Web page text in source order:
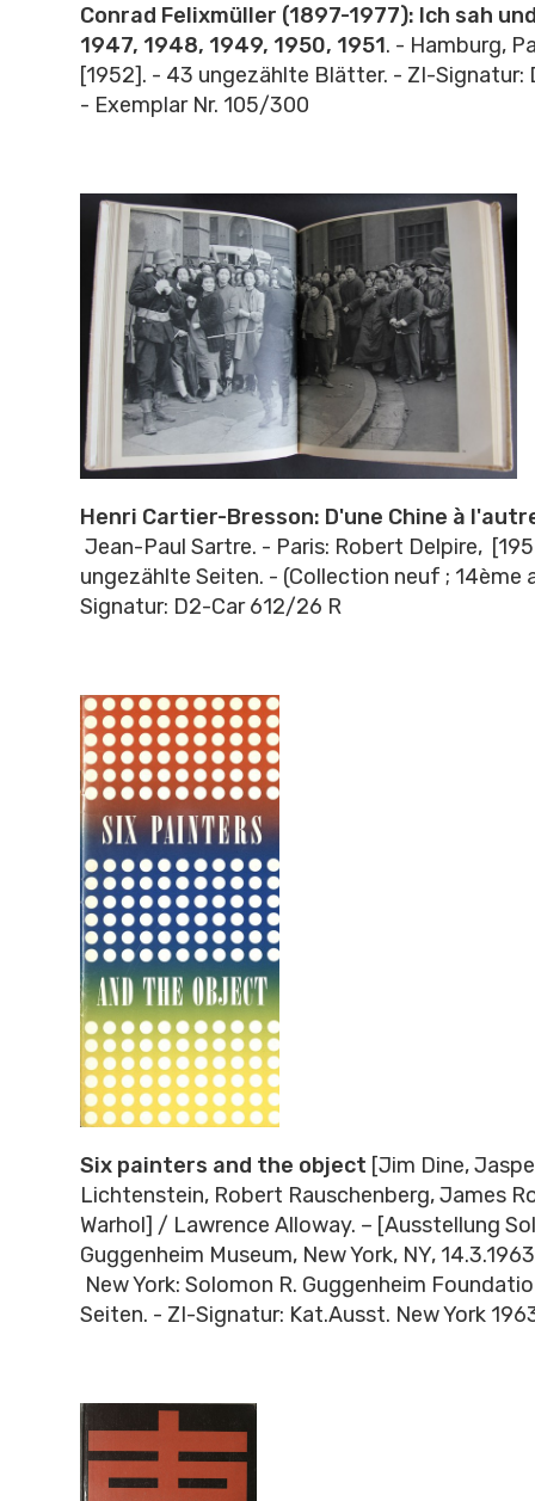
Conrad Felixmüller (1897-1977): Ich sah
1947, 1948, 1949, 1950, 1951. - Hamburg,
[1952]. - 43 ungezählte Blätter. - ZI-
- Exemplar Nr. 105/300
Henri Cartier-Bresson: D'une Chine à
Jean-Paul Sartre. - Paris: Robert Delpire,
ungezählte Seiten. - (Collection neuf ; 14ème
Signatur: D2-Car 612/26 R
Six painters and the object [Jim Dine,
Lichtenstein, Robert Rauschenberg, James
Warhol] / Lawrence Alloway. – [Ausstellung
Guggenheim Museum, New York, NY,
New York: Solomon R. Guggenheim
Seiten. - ZI-Signatur: Kat.Ausst. New York